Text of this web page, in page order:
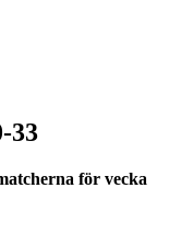
33
för vecka